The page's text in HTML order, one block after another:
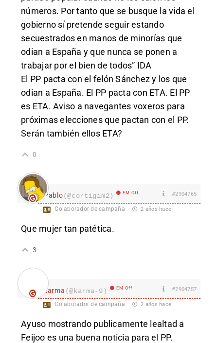
números. Por tanto que se busque la vida el
gobierno sí pretende seguir estando
secuestrados en manos de minorías que
odian a España y que nunca se ponen a
trabajar por el bien de todos” IDA
El PP pacta con el felón Sánchez y los que
odian a España. El PP pacta con ETA. El PP
es ETA. Aviso a navegantes voxeros para
próximas elecciones que pactan con el PP.
Serán también ellos ETA?
0
Pablo(@cortigim2) EM Off #2904765
Colaborador de campaña 2 años hace
Que mujer tan patética.
3
karma (@karma-9) EM Off #2904757
Colaborador de campaña 2 años hace
Ayuso mostrando publicamente lealtad a
Feijoo es una buena noticia para el PP.